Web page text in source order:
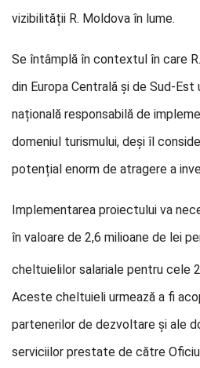
vizibilității R. Moldova în lume.
Se întâmplă în contextul în care
din Europa Centrală și de Sud-
națională responsabilă de
domeniul turismului, deși îl
potențial enorm de atragere a
Implementarea proiectului va
în valoare de 2,6 milioane de lei
cheltuielilor salariale pentru cele
Aceste cheltuieli urmează a fi
partenerilor de dezvoltare și ale
serviciilor prestate de către